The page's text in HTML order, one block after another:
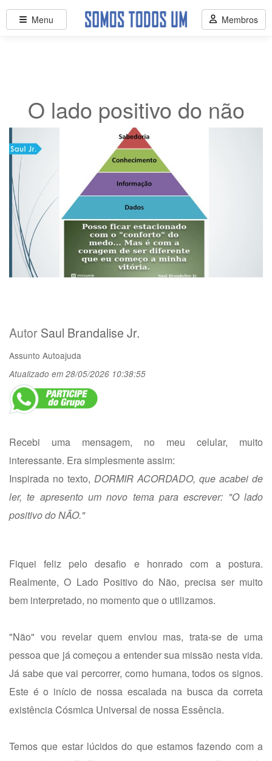
O lado positivo do não
Autor Saul Brandalise Jr.
Assunto Autoajuda
Atualizado em 28/05/2026 10:38:55
Recebi uma mensagem, no meu celular, muito
interessante. Era simplesmente assim:
Inspirada no texto, DORMIR ACORDADO, que acabei de
ler, te apresento um novo tema para escrever: "O lado
positivo do NÃO."
Fiquei feliz pelo desafio e honrado com a postura.
Realmente, O Lado Positivo do Não, precisa ser muito
bem interpretado, no momento que o utilizamos.
"Não" vou revelar quem enviou mas, trata-se de uma
pessoa que já começou a entender sua missão nesta vida.
Já sabe que vai percorrer, como humana, todos os signos.
Este é o início de nossa escalada na busca da correta
existência Cósmica Universal de nossa Essência.
Temos que estar lúcidos do que estamos fazendo com a
Menu Membros